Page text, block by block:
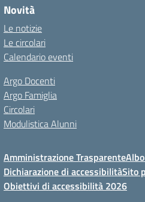
Novità
Le notizie
Le circolari
Calendario eventi
Argo Docenti
Argo Famiglia
Circolari
Modulistica Alunni
Amministrazione Trasparente
Dichiarazione di accessibilitàSito
Obiettivi di accessibilità 2026